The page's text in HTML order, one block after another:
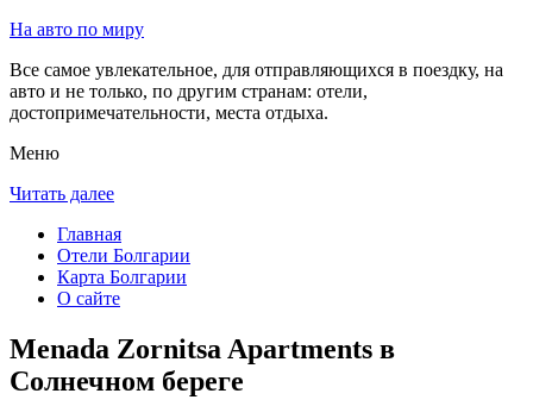
На авто по миру
Все самое увлекательное, для отправляющихся в поездку, на
авто и не только, по другим странам: отели,
достопримечательности, места отдыха.
Меню
Читать далее
Главная
Отели Болгарии
Карта Болгарии
О сайте
Menada Zornitsa Apartments в
Солнечном береге